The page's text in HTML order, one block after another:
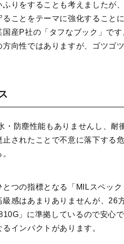
りをすることも考えましたが
ことをテーマに強化すること
産P社の「タフなブック」で
向性ではありますが、ゴツゴ
・防塵性能もありませんし、耐
されたことで不意に落下する
つの指標となる「MILスペッ
感はあまりありませんが、26
」に準拠しているので安心
インパクトがあります。